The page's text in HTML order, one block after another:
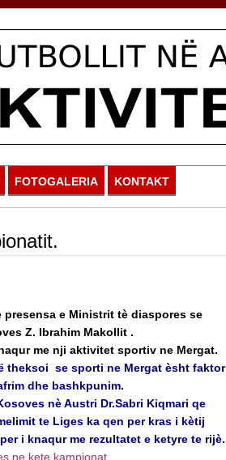
FOTOGALERIA KONTAKT
presensa e Ministrit tè diaspores se
Z. Ibrahim Makollit .
me nji aktivitet sportiv ne Mergat.
theksoi se sporti ne Mergat èsht faktor
dhe bashkpunim.
nè Austri Dr.Sabri Kiqmari qe
te Liges ka qen per kras i kètij
i knaqur me rezultatet e ketyre te rijè.
ne kete kampionat .